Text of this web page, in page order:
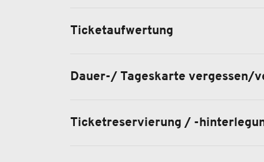
Ticketaufwertung
Dauer-/ Tageskarte vergessen/
Ticketreservierung / -